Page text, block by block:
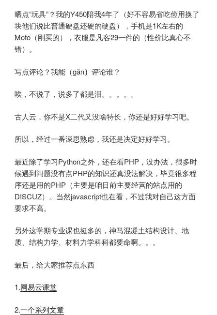
晒点“玩具”？我的Y450陪我4年了（好不容易省吃俭用换了
块他们说比普通硬盘还硬的硬盘），手机是1K左右的
Moto（刚买的），衣服是凡客29一件的（性价比真心不
错）。
写点评论？我能（gǎn） 评论谁？
唉，不说了，说多了都是泪。。。。。
古人云，你不是X二代又没啥特长，你还是好好学习吧。
所以，经过一番深思熟虑，我还是决定好好学习。
最近除了学习Python之外，还在看PHP，没办法，很多时
候遇到问题没有点PHP的知识还真没法解决，毕竟很多程
序还是用的PHP（主要是咱目前主要经营的站点用的
DISCUZ）。当然javascript也在看，不过我对自己这方面
要求不高。
另外这学期专业课也挺多的，神马混凝土结构设计、地
质、结构力学、材料力学科科都要命啊。。。
最后，给大家推荐点东西
1.网易云课堂
2.一个系列文章